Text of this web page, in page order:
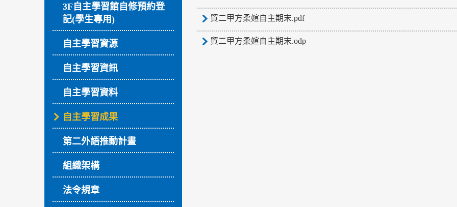
3F自主學習館自修預約登
記(學生專用)
自主學習資源
自主學習資訊
自主學習資料
自主學習成果
第二外語推動計畫
組織架構
法令規章
貿二甲方柔媗自主期末.pdf
貿二甲方柔媗自主期末.odp